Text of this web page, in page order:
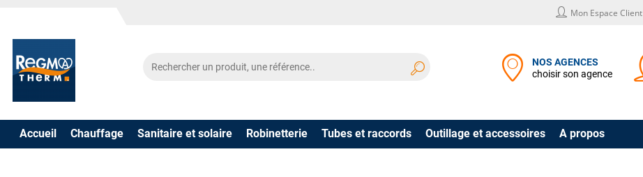
Mon Espace Client
NOS AGENCES
choisir son agence
Accueil Chauffage Sanitaire et solaire Robinetterie Tubes et raccords Outillage et accessoires A propos